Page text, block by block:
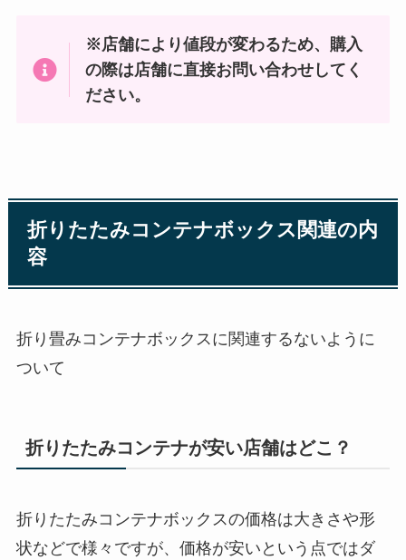
※店舗により値段が変わるため、購入
の際は店舗に直接お問い合わせしてく
ださい。
折りたたみコンテナボックス関連の内
容
折り畳みコンテナボックスに関連するないように
ついて
折りたたみコンテナが安い店舗はどこ？
折りたたみコンテナボックスの価格は大きさや形
状などで様々ですが、価格が安いという点ではダ